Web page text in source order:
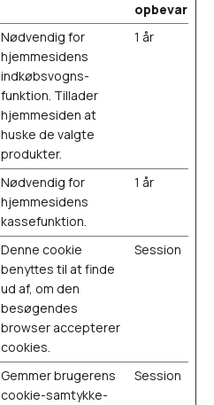
Nødvendig for
hjemmesidens
indkøbsvogns-
funktion. Tillader
hjemmesiden at
huske de valgte
produkter.
1 år
Nødvendig for
hjemmesidens
kassefunktion.
1 år
Denne cookie
benyttes til at finde
ud af, om den
besøgendes
browser accepterer
cookies.
Session
Gemmer brugerens
cookie-samtykke-
Session